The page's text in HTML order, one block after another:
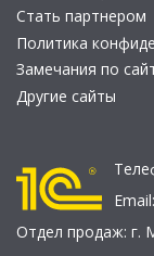
Стать партнером
Политика
Замечания по
Другие сайты
Email:
Отдел продаж: г.